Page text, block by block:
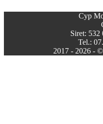
Cyp
Siret: 532
Tel.:
2017 - 2026 -